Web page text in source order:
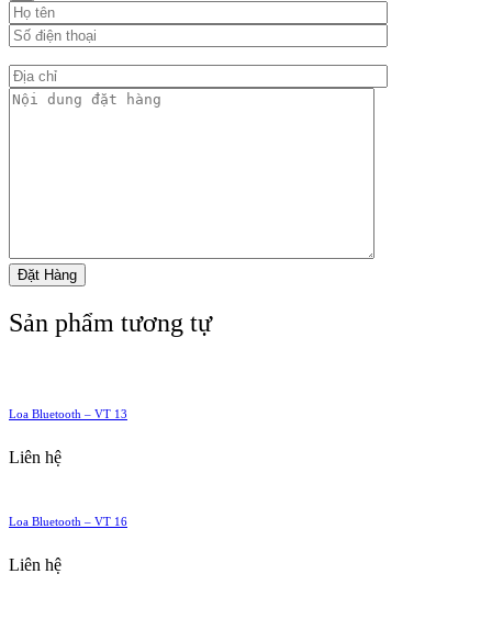
Sản phẩm tương tự
Loa Bluetooth – VT 13
Liên hệ
Loa Bluetooth – VT 16
Liên hệ